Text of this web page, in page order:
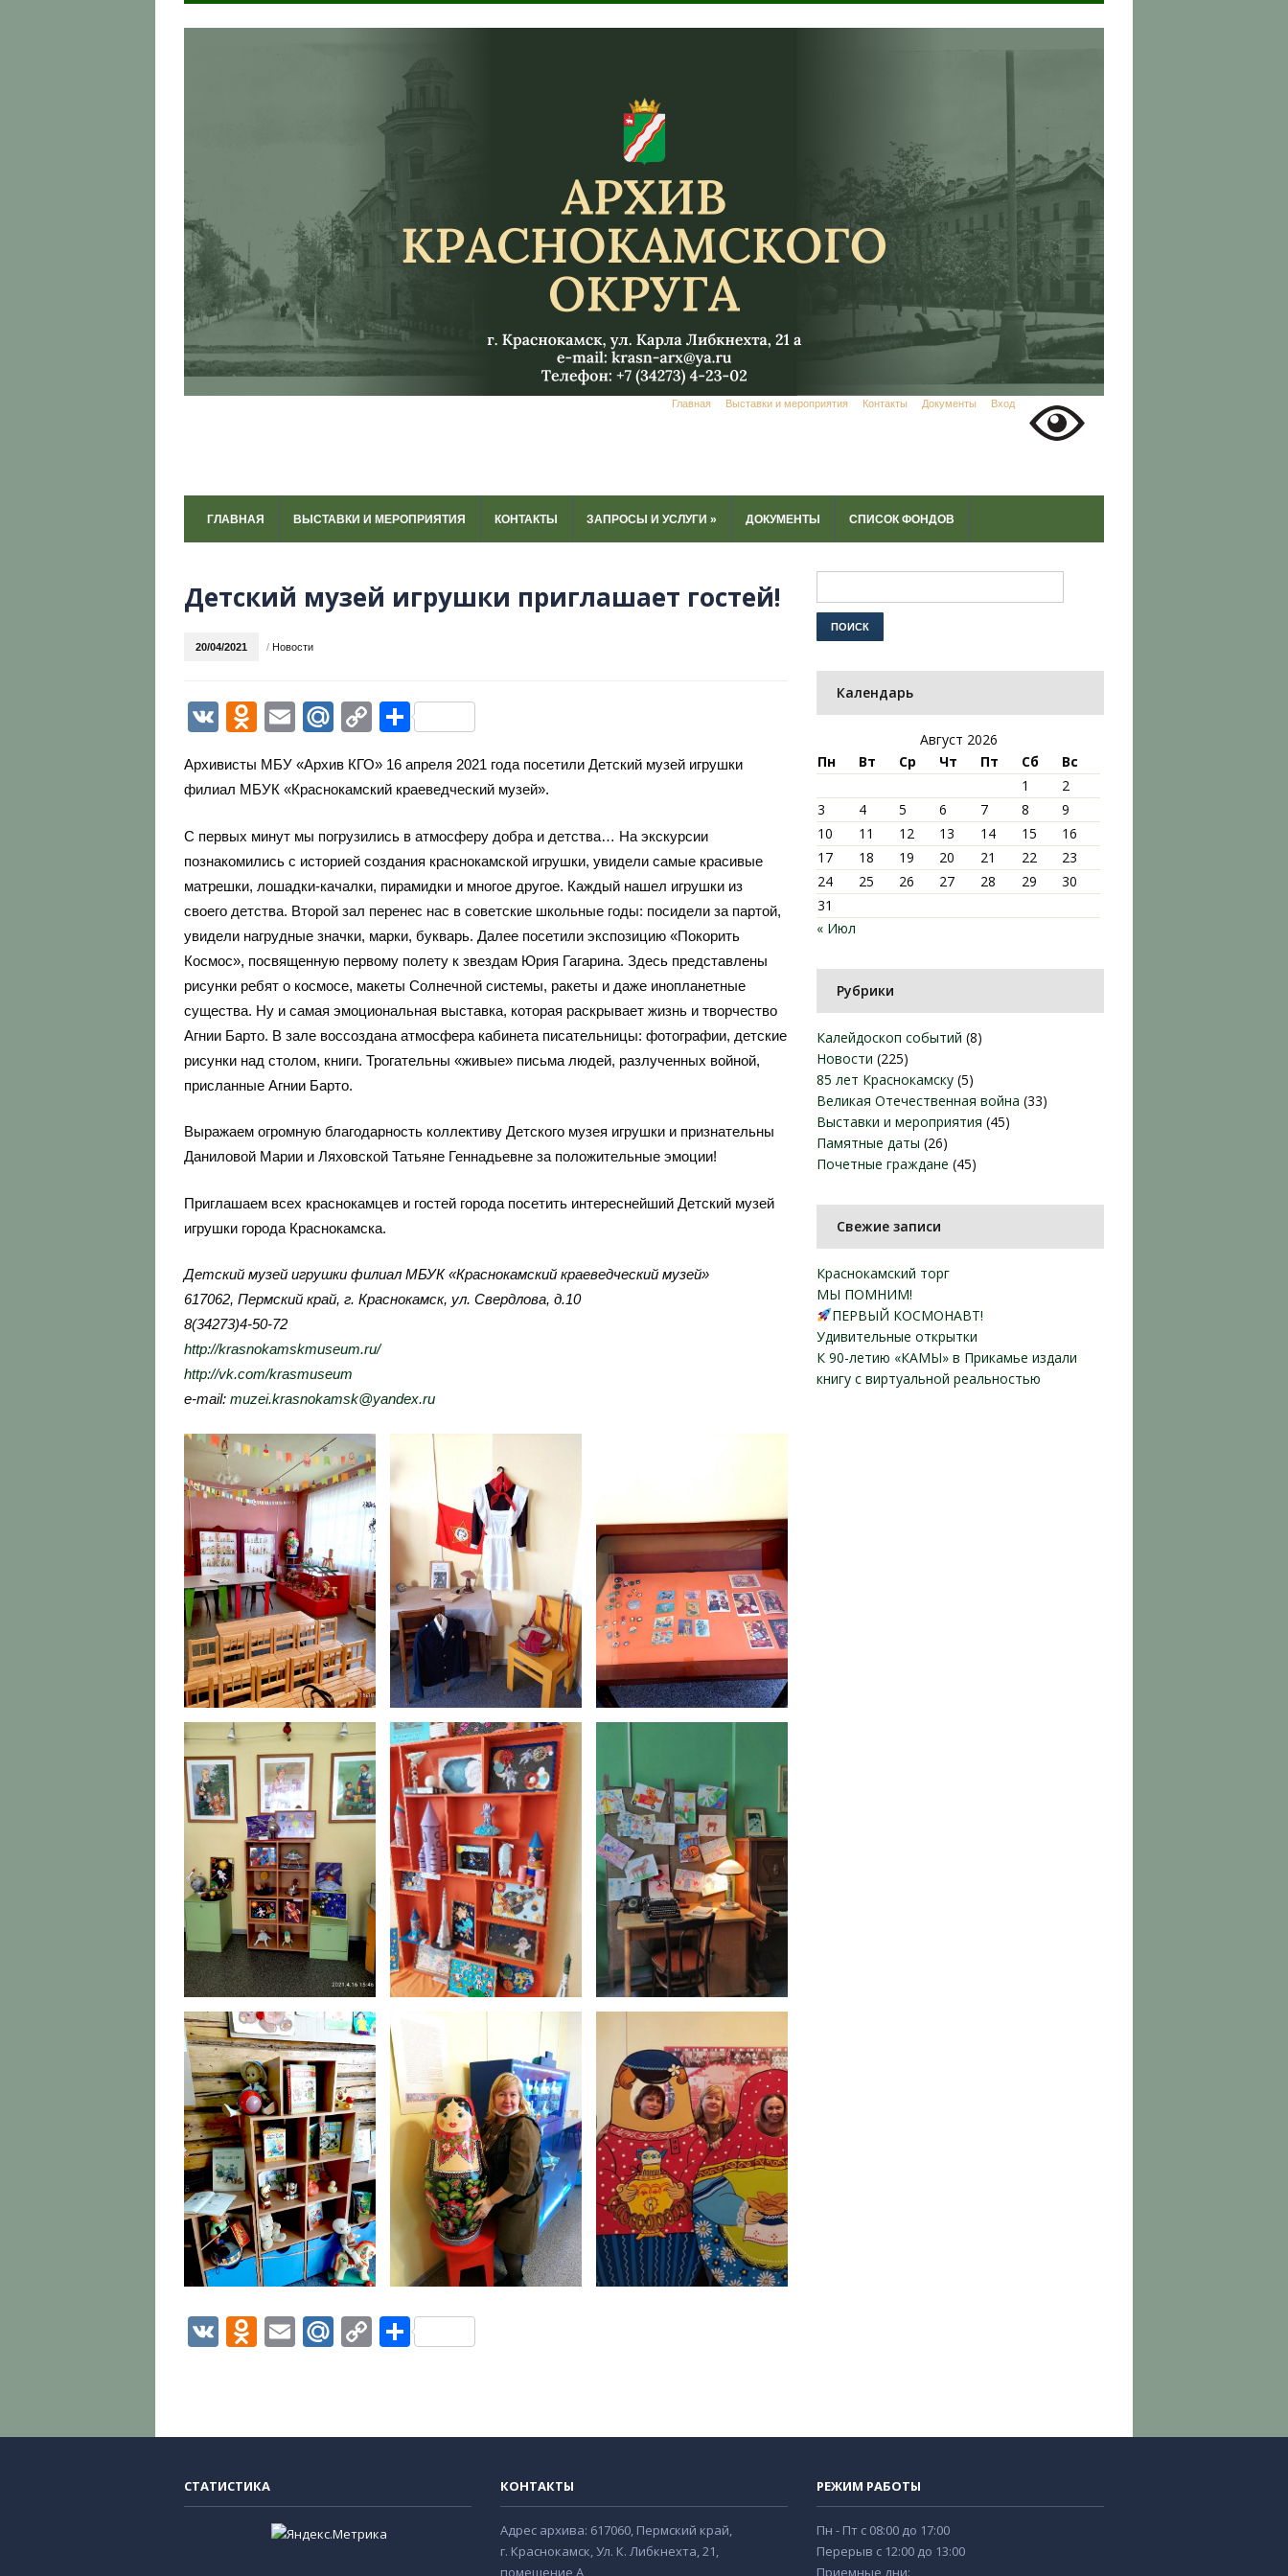
Главная Выставки и мероприятия Контакты Документы Вход
ГЛАВНАЯ ВЫСТАВКИ И МЕРОПРИЯТИЯ КОНТАКТЫ ЗАПРОСЫ И УСЛУГИ » ДОКУМЕНТЫ СПИСОК ФОНДОВ
Детский музей игрушки приглашает гостей!
20/04/2021 / Новости
VK Odnoklassniki
EmailMail.Ru
CopyОтправить
Архивисты МБУ «Архив КГО» 16 апреля 2021 года посетили Детский музей игрушки
филиал МБУК «Краснокамский краеведческий музей».
С первых минут мы погрузились в атмосферу добра и детства… На экскурсии
познакомились с историей создания краснокамской игрушки, увидели самые красивые
матрешки, лошадки-качалки, пирамидки и многое другое. Каждый нашел игрушки из
своего детства. Второй зал перенес нас в советские школьные годы: посидели за партой,
увидели нагрудные значки, марки, букварь. Далее посетили экспозицию «Покорить
Космос», посвященную первому полету к звездам Юрия Гагарина. Здесь представлены
рисунки ребят о космосе, макеты Солнечной системы, ракеты и даже инопланетные
существа. Ну и самая эмоциональная выставка, которая раскрывает жизнь и творчество
Агнии Барто. В зале воссоздана атмосфера кабинета писательницы: фотографии, детские
рисунки над столом, книги. Трогательны «живые» письма людей, разлученных войной,
присланные Агнии Барто.
Выражаем огромную благодарность коллективу Детского музея игрушки и признательны
Даниловой Марии и Ляховской Татьяне Геннадьевне за положительные эмоции!
Приглашаем всех краснокамцев и гостей города посетить интереснейший Детский музей
игрушки города Краснокамска.
Детский музей игрушки филиал МБУК «Краснокамский краеведческий музей»
617062, Пермский край, г. Краснокамск, ул. Свердлова, д.10
8(34273)4-50-72
http://krasnokamskmuseum.ru/
http://vk.com/krasmuseum
e-mail: muzei.krasnokamsk@yandex.ru
VK Odnoklassniki
EmailMail.Ru
CopyОтправить
Календарь
Август 2026
Пн
Вт Ср Чт Пт Сб
Вс
1
2
3
4 5 6 7 8
9
10
11 12 13 14 15
16
17
18 19 20 21 22
23
24
25 26 27 28 29
30
31
« Июл
Рубрики
Калейдоскоп событий (8)
Новости (225)
85 лет Краснокамску (5)
Великая Отечественная война (33)
Выставки и мероприятия (45)
Памятные даты (26)
Почетные граждане (45)
Свежие записи
Краснокамский торг
МЫ ПОМНИМ!
ПЕРВЫЙ КОСМОНАВТ!
Удивительные открытки
К 90-летию «КАМЫ» в Прикамье издали
книгу с виртуальной реальностью
СТАТИСТИКА КОНТАКТЫ
Адрес архива: 617060, Пермский край,
г. Краснокамск, Ул. К. Либкнехта, 21,
помещение А
РЕЖИМ РАБОТЫ
Пн - Пт с 08:00 до 17:00
Перерыв с 12:00 до 13:00
Приемные дни: